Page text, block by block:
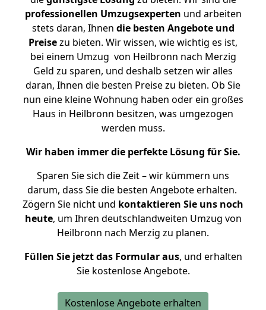
professionellen Umzugsexperten und arbeiten
stets daran, Ihnen die besten Angebote und
Preisezu bieten. Wir wissen, wie wichtig es ist,
bei einem Umzug von Heilbronn nach Merzig
Geld zu sparen, und deshalb setzen wir alles
daran, Ihnen die besten Preise zu bieten. Ob Sie
nun eine kleine Wohnung haben oder ein großes
Haus in Heilbronn besitzen, was umgezogen
werden muss.
Wir haben immer die perfekte Lösung für Sie.
Sparen Sie sich die Zeit – wir kümmern uns
darum, dass Sie die besten Angebote erhalten.
Zögern Sie nicht und kontaktieren Sie uns noch
heute, um Ihren deutschlandweiten Umzug von
Heilbronn nach Merzig zu planen.
Füllen Sie jetzt das Formular aus, und erhalten
Sie kostenlose Angebote.
Kostenlose Angebote erhalten